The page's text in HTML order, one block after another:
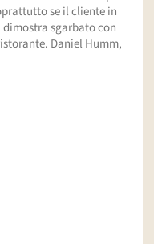
se il cliente in
dimostra sgarbato con
Daniel Humm,